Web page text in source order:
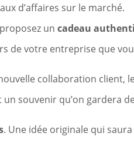
d’affaires sur le marché.
un cadeau
de votre entreprise que
collaboration client,
souvenir qu’on gardera
. Une idée originale qui